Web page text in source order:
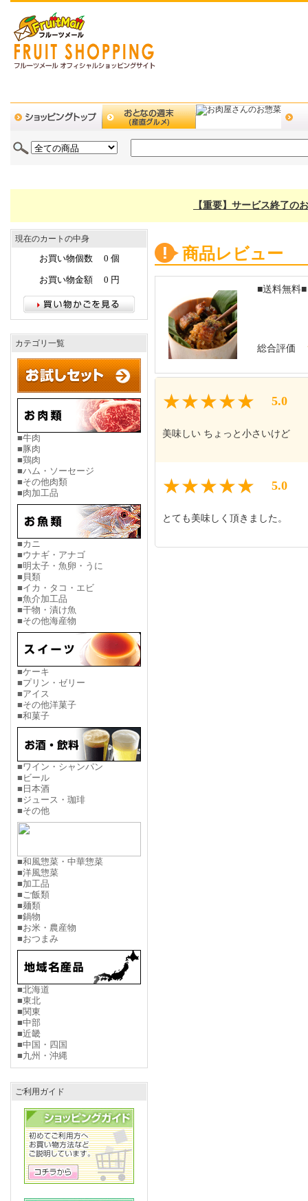
【重要】サービス終了の
現在のカートの中身
お買い物個数 0 個
お買い物金額 0 円
カテゴリ一覧
■牛肉
■豚肉
■鶏肉
■ハム・ソーセージ
■その他肉類
■肉加工品
■カニ
■ウナギ・アナゴ
■明太子・魚卵・うに
■貝類
■イカ・タコ・エビ
■魚介加工品
■干物・漬け魚
■その他海産物
■ケーキ
■プリン・ゼリー
■アイス
■その他洋菓子
■和菓子
■ワイン・シャンパン
■ビール
■日本酒
■ジュース・珈琲
■その他
■和風惣菜・中華惣菜
■洋風惣菜
■加工品
■ご飯類
■麺類
■鍋物
■お米・農産物
■おつまみ
■北海道
■東北
■関東
■中部
■近畿
■中国・四国
■九州・沖縄
ご利用ガイド
商品レビュー
■送料無料
総合評価
5.0
美味しい ちょっと小さいけど
5.0
とても美味しく頂きました。